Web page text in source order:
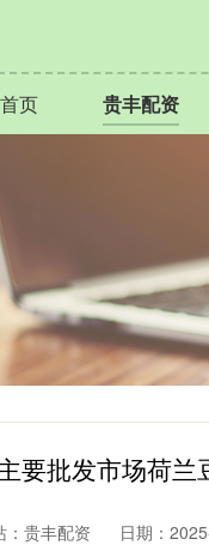
首页 贵丰配资
要批发市场荷兰
：贵丰配资 日期：